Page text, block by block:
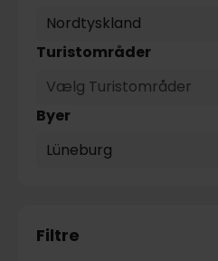
Nordtyskland
Turistområder
Vælg Turistområder
Byer
Lüneburg
Filtre